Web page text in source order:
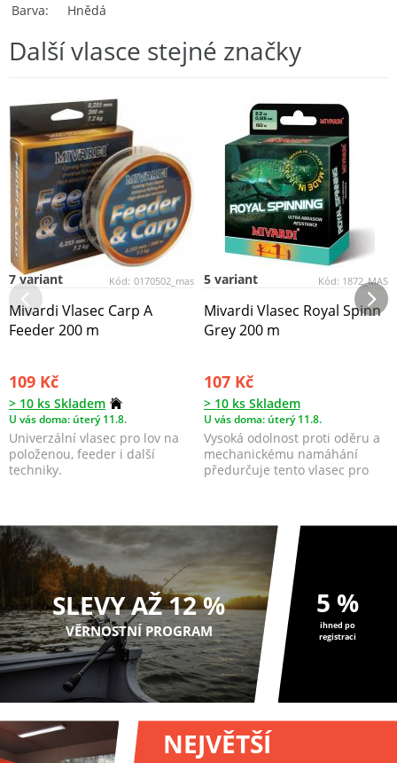
Barva
Hnědá
Další vlasce stejné značky
Kód: 0170502_mas
7 variant
Mivardi Vlasec Carp A
Feeder 200 m
109 Kč
> 10 ks Skladem
U vás doma: úterý 11.8.
Univerzální vlasec pro lov na
položenou, feeder i další
techniky.
Kód: 1872_MAS
5 variant
Mivardi Vlasec Royal Spinn
Grey 200 m
107 Kč
> 10 ks Skladem
U vás doma: úterý 11.8.
Vysoká odolnost proti oděru a
mechanickému namáhání
předurčuje tento vlasec pro
SLEVY AŽ 12 %
VĚRNOSTNÍ PROGRAM
5 %
ihned po
registraci
NEJVĚTŠÍ